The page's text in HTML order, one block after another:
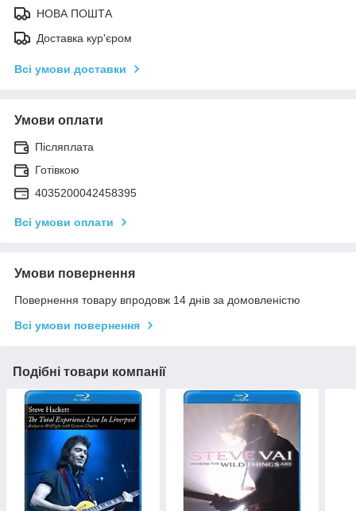
НОВА ПОШТА
Доставка кур'єром
Всі умови доставки
Умови оплати
Післяплата
Готівкою
4035200042458395
Всі умови оплати
Умови повернення
Повернення товару впродовж 14 днів за домовленістю
Всі умови повернення
Подібні товари компанії